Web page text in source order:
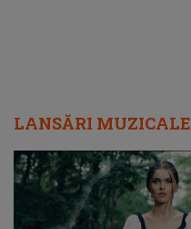
LANSĂRI MUZICALE